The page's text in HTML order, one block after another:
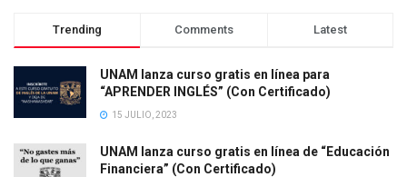
Trending Comments Latest
UNAM lanza curso gratis en línea para
“APRENDER INGLÉS” (Con Certificado)
15 JULIO, 2023
UNAM lanza curso gratis en línea de “Educación
Financiera” (Con Certificado)